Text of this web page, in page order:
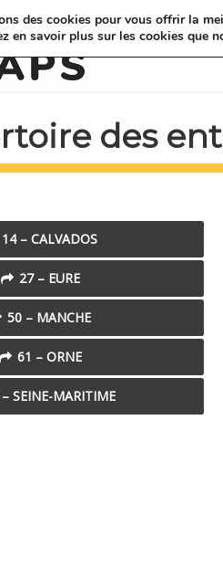
des
14 – CALVADOS
27 – EURE
50 – MANCHE
61 – ORNE
SEINE-MARITIME
des cookies pour vous offrir la
en savoir plus sur les cookies que